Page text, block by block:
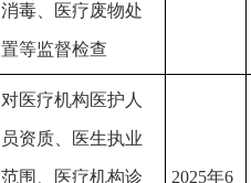
消毒、医疗废物处
置等监督检查
对医疗机构医护人
员资质、医生执业
范围、医疗机构诊 2025年6